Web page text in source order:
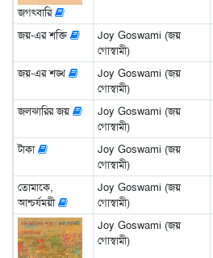
জগৎবারি
জয়-এর শক্তি
Joy Goswami (জয়
গোস্বামী)
জয়-এর শঙ্খ
Joy Goswami (জয়
গোস্বামী)
জলঝারির জয়
Joy Goswami (জয়
গোস্বামী)
টাকা
Joy Goswami (জয়
গোস্বামী)
তোমাকে,
আশ্চর্যময়ী
Joy Goswami (জয়
গোস্বামী)
Joy Goswami (জয়
গোস্বামী)